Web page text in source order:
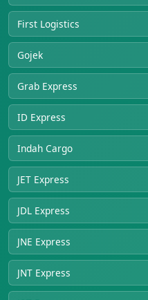
First Logistics
Gojek
Grab Express
ID Express
Indah Cargo
JET Express
JDL Express
JNE Express
JNT Express